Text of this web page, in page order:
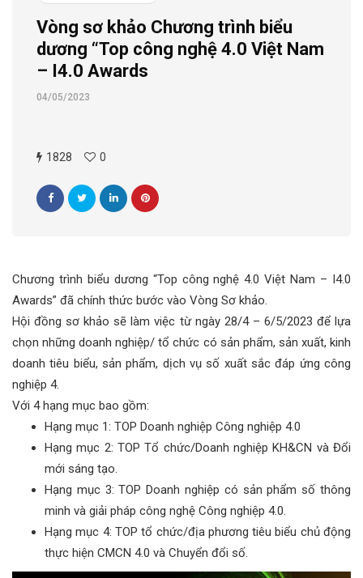
Vòng sơ khảo Chương trình biểu
dương “Top công nghệ 4.0 Việt Nam
– I4.0 Awards
04/05/2023
1828 0
Chương trình biểu dương “Top công nghệ 4.0 Việt Nam – I4.0
Awards” đã chính thức bước vào Vòng Sơ khảo.
Hội đồng sơ khảo sẽ làm việc từ ngày 28/4 – 6/5/2023 để lựa
chọn những doanh nghiệp/ tổ chức có sản phẩm, sản xuất, kinh
doanh tiêu biểu, sản phẩm, dịch vụ số xuất sắc đáp ứng công
nghiệp 4.
Với 4 hạng mục bao gồm:
Hạng mục 1: TOP Doanh nghiệp Công nghiệp 4.0
Hạng mục 2: TOP Tổ chức/Doanh nghiệp KH&CN và Đổi
mới sáng tạo.
Hạng mục 3: TOP Doanh nghiệp có sản phẩm số thông
minh và giải pháp công nghệ Công nghiệp 4.0.
Hạng mục 4: TOP tổ chức/địa phương tiêu biểu chủ động
thực hiện CMCN 4.0 và Chuyển đổi số.